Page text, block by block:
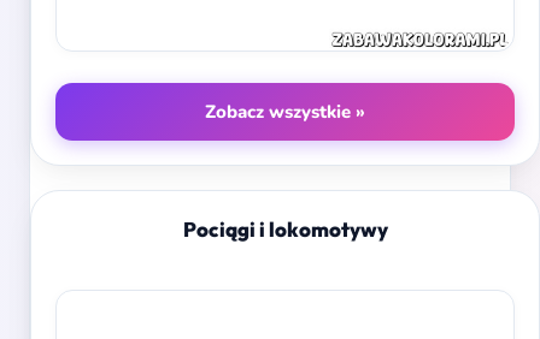
Zobacz wszystkie »
Pociągi i lokomotywy